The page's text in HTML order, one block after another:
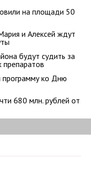
на площади 50
и Алексей ждут
будут судить за
препаратов
программу ко Дню
680 млн. рублей от